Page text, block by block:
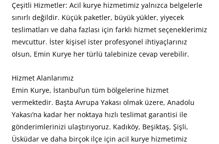
Çeşitli Hizmetler: Acil kurye hizmetimiz yalnızca belgelerle
sınırlı değildir. Küçük paketler, büyük yükler, yiyecek
teslimatları ve daha fazlası için farklı hizmet seçeneklerimiz
mevcuttur. İster kişisel ister profesyonel ihtiyaçlarınız
olsun, Emin Kurye her türlü talebinize cevap verebilir.
Hizmet Alanlarımız
Emin Kurye, İstanbul’un tüm bölgelerine hizmet
vermektedir. Başta Avrupa Yakası olmak üzere, Anadolu
Yakası’na kadar her noktaya hızlı teslimat garantisi ile
gönderimlerinizi ulaştırıyoruz. Kadıköy, Beşiktaş, Şişli,
Üsküdar ve daha birçok ilçe için acil kurye hizmetimiz